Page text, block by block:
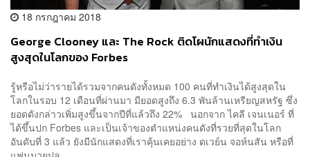
18 กรกฎาคม 2018
George Clooney และ The Rock ติดโผนักแสดงที่ทำเงิน
สูงสุดในโลกของ Forbes
รู้หรือไม่ว่ารายได้รวมจากคนดังทั้งหมด 100 คนที่ทำเงินได้สูงสุดใน
โลกในรอบ 12 เดือนที่ผ่านมา มียอดสูงถึง 6.3 พันล้านเหรียญสหรัฐ ซึ่ง
ยอดดังกล่าวเพิ่มสูงขึ้นจากปีที่แล้วถึง 22% นอกจาก ไคลี เจนเนอร์ ที่
ได้ขึ้นปก Forbes และเป็นเจ้าของตำแหน่งคนดังที่รวยที่สุดในโลก
อันดับที่ 3 แล้ว ยังมีนักแสดงที่เราคุ้นเคยอย่าง ดเวย์น จอห์นสัน หรือที่